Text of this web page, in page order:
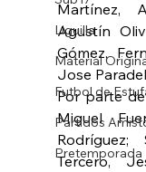
Liguilla
Material
Futbol de
Partidos
Pretemporada
Martínez,
Agustín
Gómez,
Jose
Por parte
Miguel
Tercero,